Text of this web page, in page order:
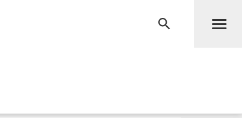
RECHERCHE